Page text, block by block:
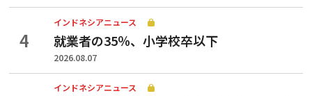
インドネシアニュース
就業者の35％、小学校卒以下
2026.08.07
インドネシアニュース